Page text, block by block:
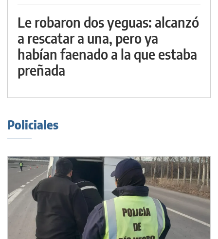
Le robaron dos yeguas: alcanzó
a rescatar a una, pero ya
habían faenado a la que estaba
preñada
Policiales